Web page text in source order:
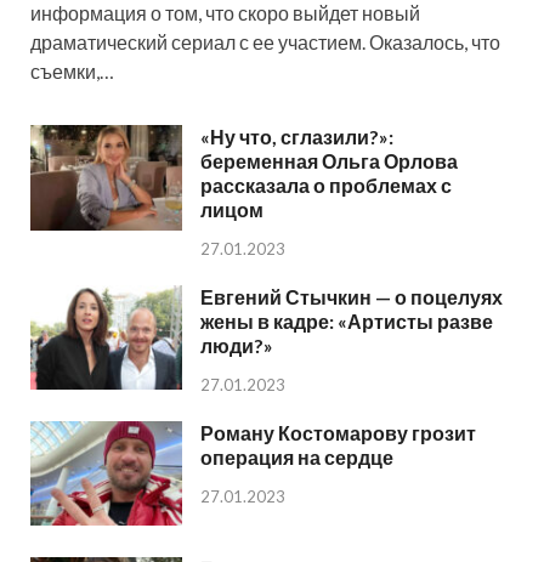
информация о том, что скоро выйдет новый
драматический сериал с ее участием. Оказалось, что
съемки,…
«Ну что, сглазили?»:
беременная Ольга Орлова
рассказала о проблемах с
лицом
27.01.2023
Евгений Стычкин — о поцелуях
жены в кадре: «Артисты разве
люди?»
27.01.2023
Роману Костомарову грозит
операция на сердце
27.01.2023